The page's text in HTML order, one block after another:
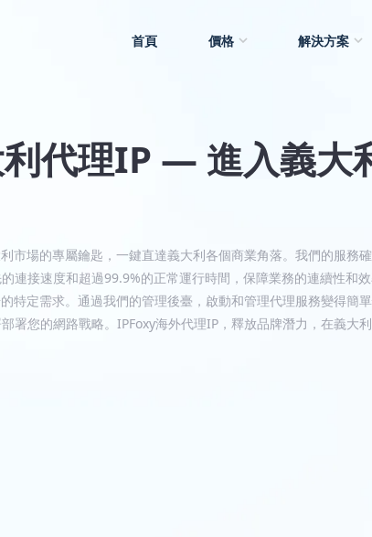
首頁 價格 解決方案
代理IP — 進入義大
市場的專屬鑰匙，一鍵直達義大利各個商業角落。我們的服務
連接速度和超過99.9%的正常運行時間，保障業務的連續性和
特定需求。通過我們的管理後臺，啟動和管理代理服務變得簡
署您的網路戰略。IPFoxy海外代理IP，釋放品牌潛力，在義大